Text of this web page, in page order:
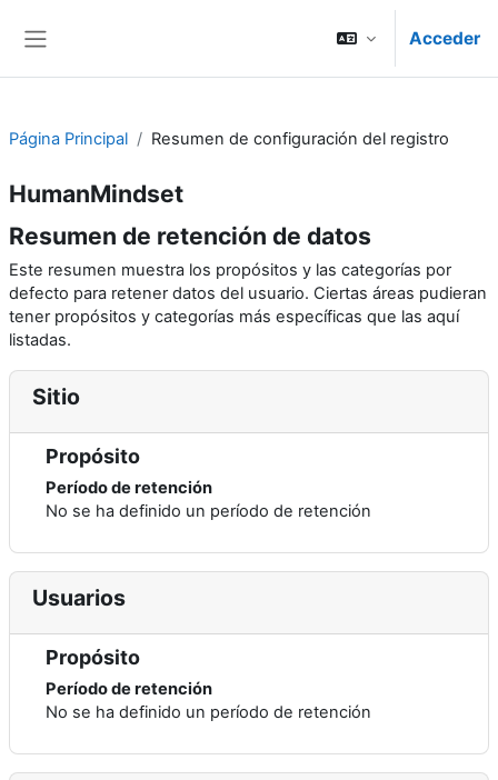
Acceder
Página Principal Resumen de configuración del registro
HumanMindset
Resumen de retención de datos
Este resumen muestra los propósitos y las categorías por
defecto para retener datos del usuario. Ciertas áreas pudieran
tener propósitos y categorías más específicas que las aquí
listadas.
Sitio
Propósito
Período de retención
No se ha definido un período de retención
Usuarios
Propósito
Período de retención
No se ha definido un período de retención